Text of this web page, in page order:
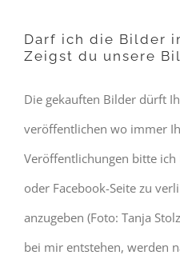
Darf ich die Bilder
Zeigst du unsere
Die gekauften Bilder dürft
veröffentlichen wo immer
Veröffentlichungen bitte ich
oder Facebook-Seite zu
anzugeben (Foto: Tanja
bei mir entstehen, werden